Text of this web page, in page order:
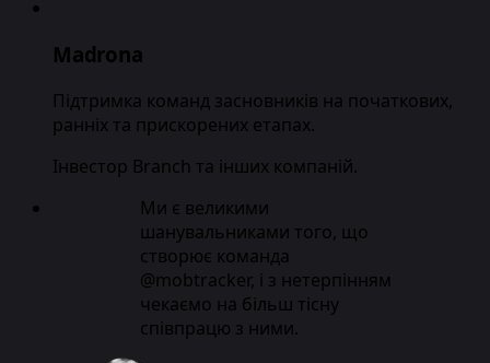
Madrona
Підтримка команд засновників на початкових,
ранніх та прискорених етапах.
Інвестор Branch та інших компаній.
Ми є великими
шанувальниками того, що
створює команда
@mobtracker, і з нетерпінням
чекаємо на більш тісну
співпрацю з ними.